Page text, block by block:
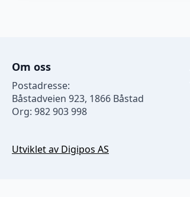
Om oss
Postadresse:
Båstadveien 923, 1866 Båstad
Org: 982 903 998
Utviklet av Digipos AS